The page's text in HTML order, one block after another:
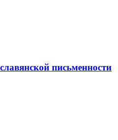
письменности